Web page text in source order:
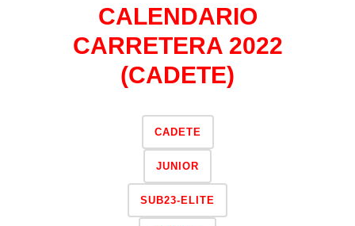
CALENDARIO
CARRETERA 2022
(CADETE)
CADETE
JUNIOR
SUB23-ELITE